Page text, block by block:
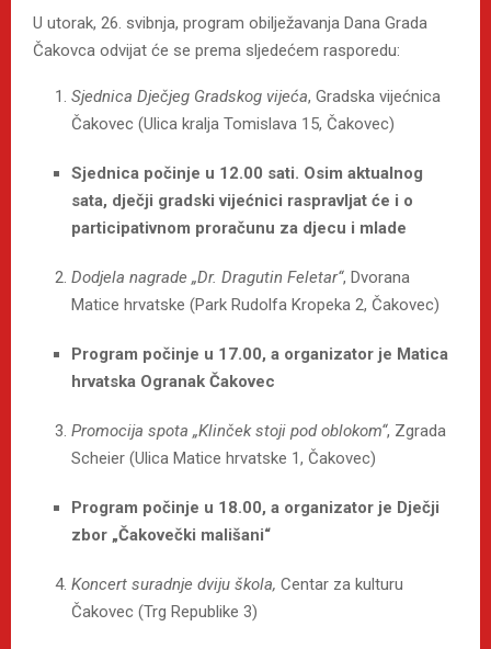
U utorak, 26. svibnja, program obilježavanja Dana Grada
Čakovca odvijat će se prema sljedećem rasporedu:
Sjednica Dječjeg Gradskog vijeća, Gradska vijećnica
Čakovec (Ulica kralja Tomislava 15, Čakovec)
Sjednica počinje u 12.00 sati. Osim aktualnog
sata, dječji gradski vijećnici raspravljat će i o
participativnom proračunu za djecu i mlade
Dodjela nagrade „Dr. Dragutin Feletar“, Dvorana
Matice hrvatske (Park Rudolfa Kropeka 2, Čakovec)
Program počinje u 17.00, a organizator je Matica
hrvatska Ogranak Čakovec
Promocija spota „Klinček stoji pod oblokom“, Zgrada
Scheier (Ulica Matice hrvatske 1, Čakovec)
Program počinje u 18.00, a organizator je Dječji
zbor „Čakovečki mališani“
Koncert suradnje dviju škola, Centar za kulturu
Čakovec (Trg Republike 3)